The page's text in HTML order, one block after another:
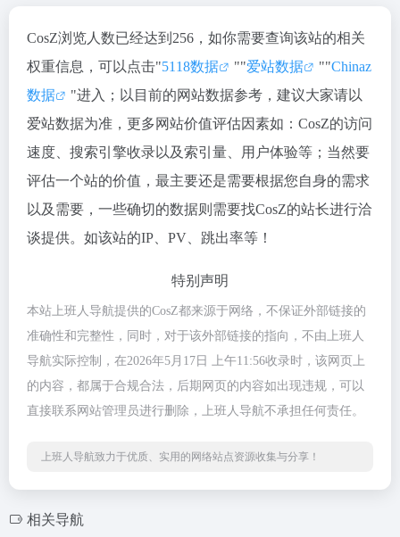
CosZ浏览人数已经达到256，如你需要查询该站的相关
权重信息，可以点击"5118数据 ""爱站数据 ""Chinaz
数据
"进入；以目前的网站数据参考，建议大家请以
爱站数据为准，更多网站价值评估因素如：CosZ的访问
速度、搜索引擎收录以及索引量、用户体验等；当然要
评估一个站的价值，最主要还是需要根据您自身的需求
以及需要，一些确切的数据则需要找CosZ的站长进行洽
谈提供。如该站的IP、PV、跳出率等！
特别声明
本站上班人导航提供的CosZ都来源于网络，不保证外部链接的
准确性和完整性，同时，对于该外部链接的指向，不由上班人
导航实际控制，在2026年5月17日 上午11:56收录时，该网页上
的内容，都属于合规合法，后期网页的内容如出现违规，可以
直接联系网站管理员进行删除，上班人导航不承担任何责任。
上班人导航致力于优质、实用的网络站点资源收集与分享！
相关导航